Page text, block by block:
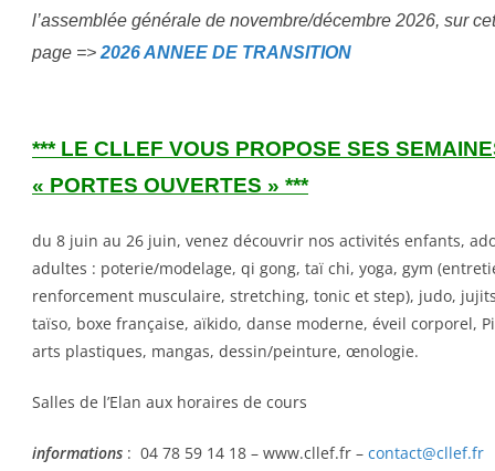
l’assemblée générale de novembre/décembre 2026, sur
page => 2026 ANNEE DE TRANSITION
*** LE CLLEF VOUS PROPOSE SES
« PORTES OUVERTES » ***
du 8 juin au 26 juin, venez découvrir nos activités enfants,
adultes : poterie/modelage, qi gong, taï chi, yoga, gym
renforcement musculaire, stretching, tonic et step), judo,
taïso, boxe française, aïkido, danse moderne, éveil corporel,
arts plastiques, mangas, dessin/peinture, œnologie.
Salles de l’Elan aux horaires de cours
informations : 04 78 59 14 18 – www.cllef.fr – contact@cllef.fr